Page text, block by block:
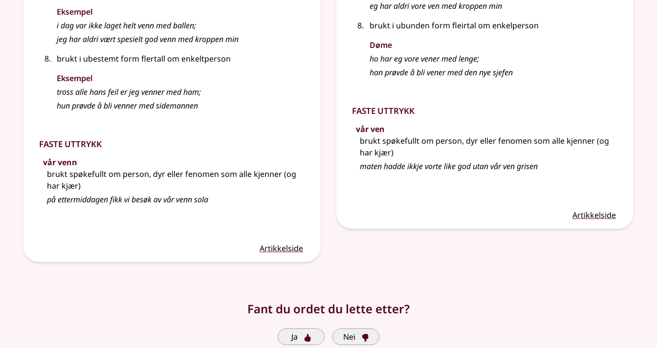
Eksempel
i dag var ikke laget helt venn med ballen;
jeg har aldri vært spesielt god venn med kroppen min
brukt i ubestemt form flertall om enkeltperson
Eksempel
tross alle hans feil er jeg venner med ham;
hun prøvde å bli venner med sidemannen
Faste uttrykk
vår venn
brukt spøkefullt om person, dyr eller fenomen som alle kjenner (og
har kjær)
på ettermiddagen fikk vi besøk av vår venn sola
Artikkelside
eg har aldri vore ven med kroppen min
brukt i ubunden form fleirtal om enkelperson
Døme
ho har eg vore vener med lenge;
han prøvde å bli vener med den nye sjefen
Faste uttrykk
vår ven
brukt spøkefullt om person, dyr eller fenomen som alle kjenner (og
har kjær)
maten hadde ikkje vorte like god utan vår ven grisen
Artikkelside
Fant du ordet du lette etter?
Ja Nei